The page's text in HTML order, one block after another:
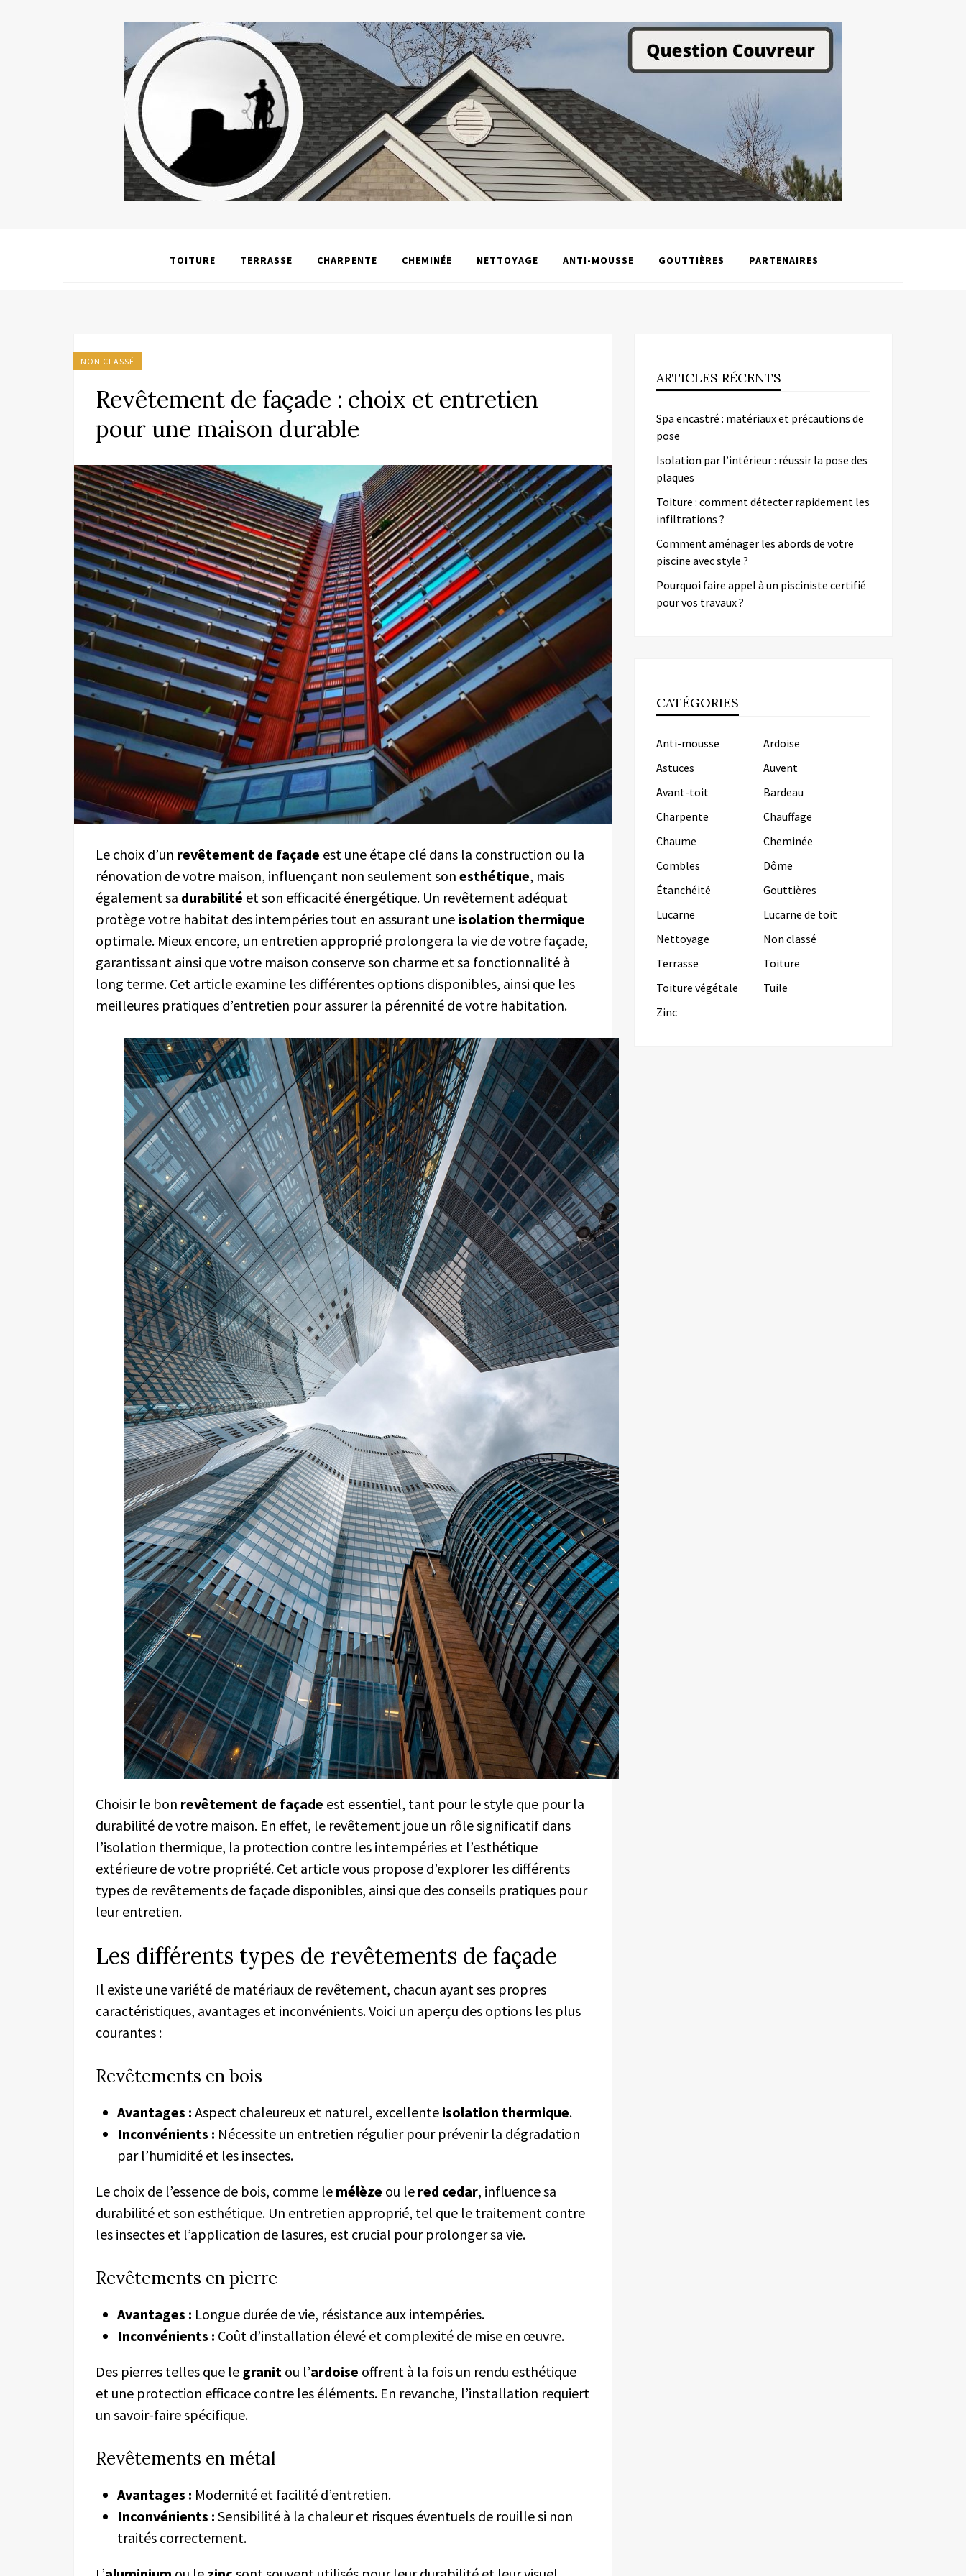
TOITURE TERRASSE CHARPENTE CHEMINÉE NETTOYAGE ANTI-MOUSSE GOUTTIÈRES PARTENAIRES
NON CLASSÉ
Revêtement de façade : choix et entretien
pour une maison durable
Le choix d’un revêtement de façade est une étape clé dans la construction ou la
rénovation de votre maison, influençant non seulement son esthétique, mais
également sa durabilité et son efficacité énergétique. Un revêtement adéquat
protège votre habitat des intempéries tout en assurant une isolation thermique
optimale. Mieux encore, un entretien approprié prolongera la vie de votre façade,
garantissant ainsi que votre maison conserve son charme et sa fonctionnalité à
long terme. Cet article examine les différentes options disponibles, ainsi que les
meilleures pratiques d’entretien pour assurer la pérennité de votre habitation.
Choisir le bon revêtement de façade est essentiel, tant pour le style que pour la
durabilité de votre maison. En effet, le revêtement joue un rôle significatif dans
l’isolation thermique, la protection contre les intempéries et l’esthétique
extérieure de votre propriété. Cet article vous propose d’explorer les différents
types de revêtements de façade disponibles, ainsi que des conseils pratiques pour
leur entretien.
Les différents types de revêtements de façade
Il existe une variété de matériaux de revêtement, chacun ayant ses propres
caractéristiques, avantages et inconvénients. Voici un aperçu des options les plus
courantes :
Revêtements en bois
Avantages : Aspect chaleureux et naturel, excellente isolation thermique.
Inconvénients : Nécessite un entretien régulier pour prévenir la dégradation
par l’humidité et les insectes.
Le choix de l’essence de bois, comme le mélèze ou le red cedar, influence sa
durabilité et son esthétique. Un entretien approprié, tel que le traitement contre
les insectes et l’application de lasures, est crucial pour prolonger sa vie.
Revêtements en pierre
Avantages : Longue durée de vie, résistance aux intempéries.
Inconvénients : Coût d’installation élevé et complexité de mise en œuvre.
Des pierres telles que le granit ou l’ardoise offrent à la fois un rendu esthétique
et une protection efficace contre les éléments. En revanche, l’installation requiert
un savoir-faire spécifique.
Revêtements en métal
Avantages : Modernité et facilité d’entretien.
Inconvénients : Sensibilité à la chaleur et risques éventuels de rouille si non
traités correctement.
ARTICLES RÉCENTS
Spa encastré : matériaux et précautions de
pose
Isolation par l’intérieur : réussir la pose des
plaques
Toiture : comment détecter rapidement les
infiltrations ?
Comment aménager les abords de votre
piscine avec style ?
Pourquoi faire appel à un pisciniste certifié
pour vos travaux ?
CATÉGORIES
Anti-mousse
Ardoise
Astuces
Auvent
Avant-toit
Bardeau
Charpente
Chauffage
Chaume
Cheminée
Combles
Dôme
Étanchéité
Gouttières
Lucarne
Lucarne de toit
Nettoyage
Non classé
Terrasse
Toiture
Toiture végétale
Tuile
Zinc